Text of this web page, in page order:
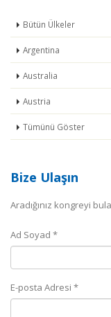
Bütün Ülkeler
Argentina
Australia
Austria
Tümünü Göster
Bize Ulaşın
Aradığınız kongreyi
Ad Soyad *
E-posta Adresi *